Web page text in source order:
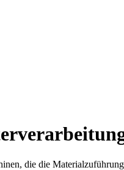
die die